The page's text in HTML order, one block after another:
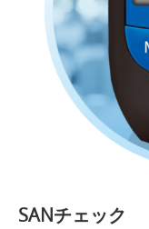
SANチェック